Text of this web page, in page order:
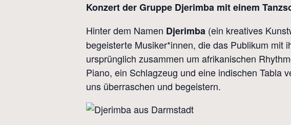
Konzert der Gruppe Djerimba mit einem
Hinter dem Namen Djerimba (ein kreatives
begeisterte Musiker*innen, die das Publikum mit
ursprünglich zusammen um afrikanischen
Piano, ein Schlagzeug und eine indischen Tabla
uns überraschen und begeistern.